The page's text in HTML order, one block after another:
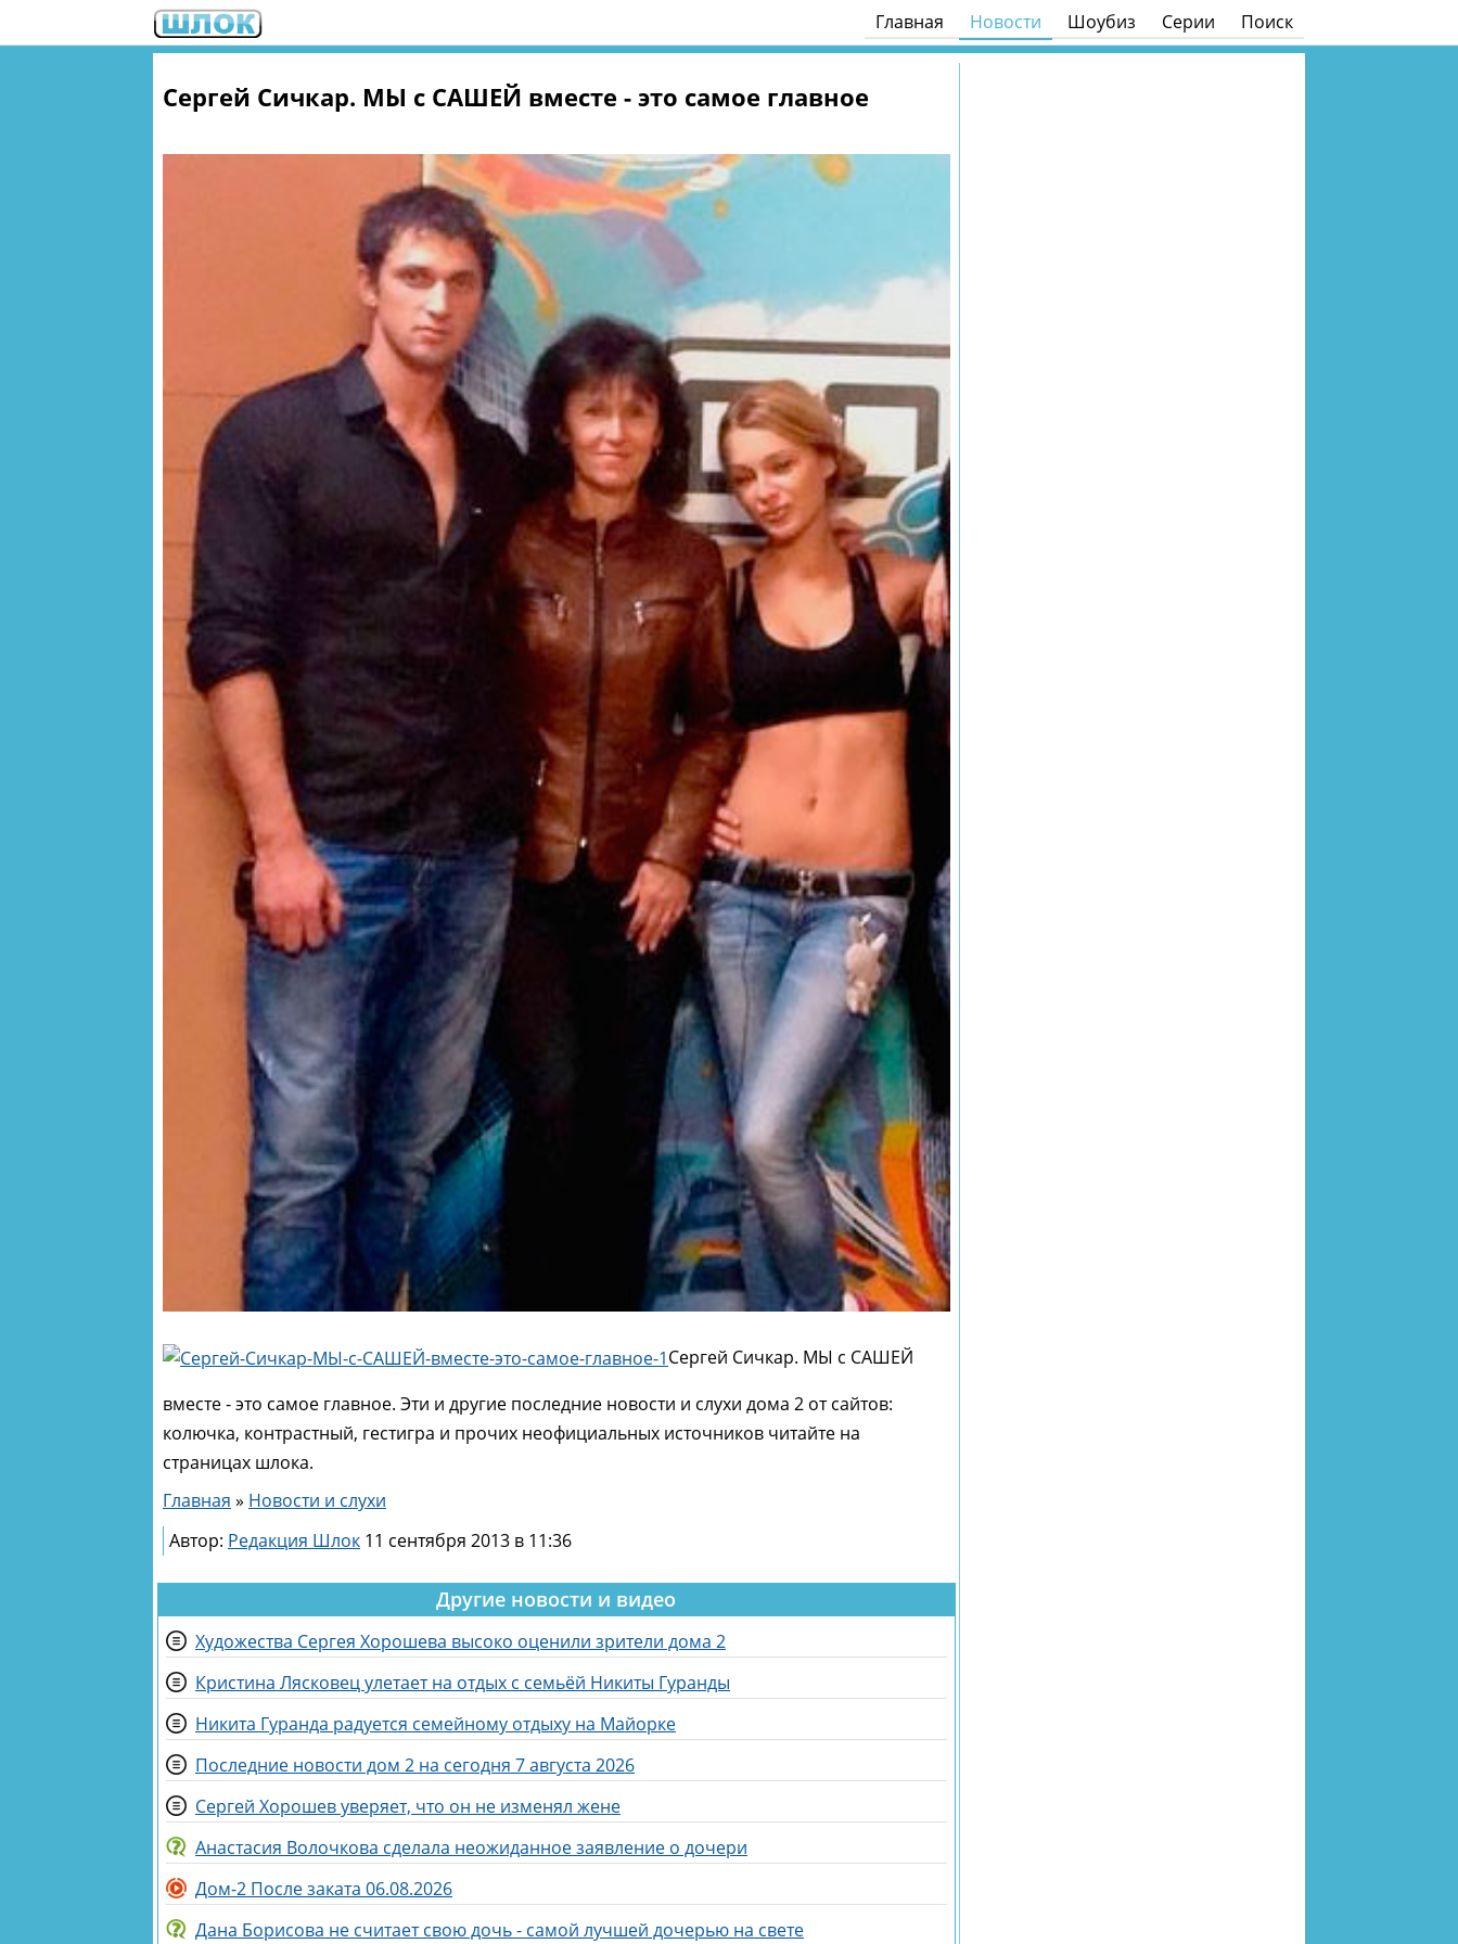
Главная Новости Шоубиз Серии Поиск
Сергей Сичкар. МЫ с САШЕЙ вместе - это самое главное
Сергей Сичкар. МЫ с САШЕЙ
вместе - это самое главное. Эти и другие последние новости и слухи дома 2 от сайтов:
колючка, контрастный, гестигра и прочих неофициальных источников читайте на
страницах шлока.
Главная » Новости и слухи
Автор: Редакция Шлок 11 сентября 2013 в 11:36
Другие новости и видео
Художества Сергея Хорошева высоко оценили зрители дома 2
Кристина Лясковец улетает на отдых с семьёй Никиты Гуранды
Никита Гуранда радуется семейному отдыху на Майорке
Последние новости дом 2 на сегодня 7 августа 2026
Сергей Хорошев уверяет, что он не изменял жене
Анастасия Волочкова сделала неожиданное заявление о дочери
Дом-2 После заката 06.08.2026
Дана Борисова не считает свою дочь - самой лучшей дочерью на свете